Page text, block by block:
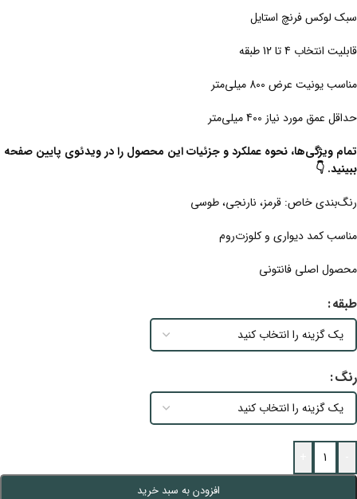
سبک لوکس فرنچ استایل
قابلیت انتخاب 4 تا 12 طبقه
مناسب یونیت عرض 800 میلی‌متر
حداقل عمق مورد نیاز 400 میلی‌متر
تمام ویژگی‌ها، نحوه عملکرد و جزئیات این محصول را در ویدئوی پایین صفحه
ببینید. 👇
رنگ‌بندی خاص: قرمز، نارنجی، طوسی
مناسب کمد دیواری و کلوزت‌روم
محصول اصلی فانتونی
طبقه
رنگ
افزودن به سبد خرید